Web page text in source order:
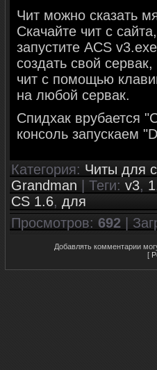
Чит можно сказать
Скачайте чит с
запустите ACS
создать свой
чит с помощью
на любой сервак.
Спидхак врубается
консоль запускаем
Категория: Читы для
Grandman | Теги: v3,
CS 1.6, для
Просмотров: 692 |
Добавлять комментарии
[